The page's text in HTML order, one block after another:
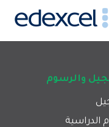
والرسوم
الدراسية